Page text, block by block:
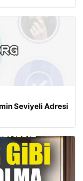
Seviyeli Adresi